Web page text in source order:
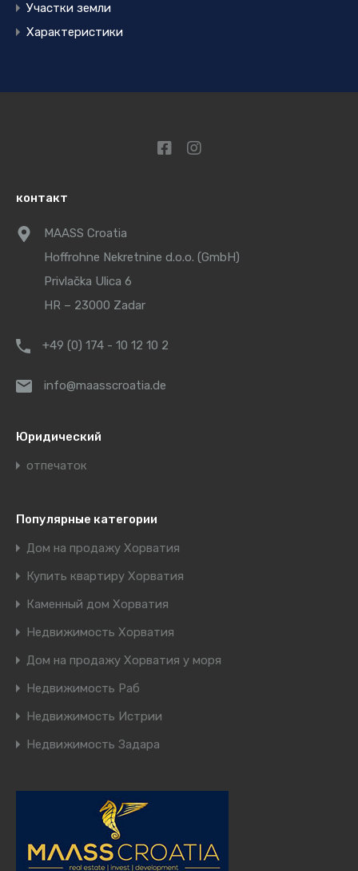
Участки земли
Характеристики
контакт
MAASS Croatia
Hoffrohne Nekretnine d.o.o. (GmbH)
Privlačka Ulica 6
HR – 23000 Zadar
+49 (0) 174 - 10 12 10 2
info@maasscroatia.de
Юридический
отпечаток
Популярные категории
Дом на продажу Хорватия
Купить квартиру Хорватия
Каменный дом Хорватия
Недвижимость Хорватия
Дом на продажу Хорватия у моря
Недвижимость Раб
Недвижимость Истрии
Недвижимость Задара